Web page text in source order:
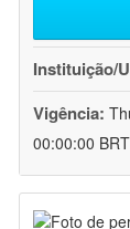
Instituição/
Vigência:
00:00:00